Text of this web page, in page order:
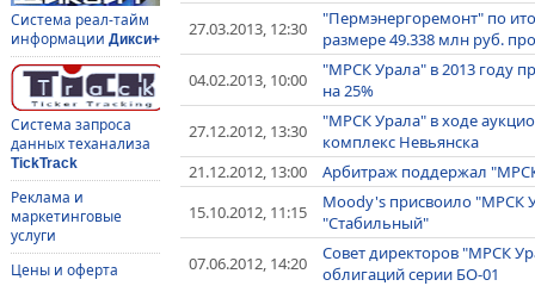
Система реал-тайм
информации Дикси+
Система запроса
данных теханализа
TickTrack
Реклама и
маркетинговые
услуги
Цены и оферта
27.03.2013, 12:30
"Пермэнергоремонт" по
размере 49.338 млн руб.
04.02.2013, 10:00
"МРСК Урала" в 2013 году
на 25%
27.12.2012, 13:30
"МРСК Урала" в ходе
комплекс Невьянска
21.12.2012, 13:00
Арбитраж поддержал
15.10.2012, 11:15
Moody's присвоило "МРСК
"Стабильный"
07.06.2012, 14:20
Совет директоров "МРСК
облигаций серии БО-01